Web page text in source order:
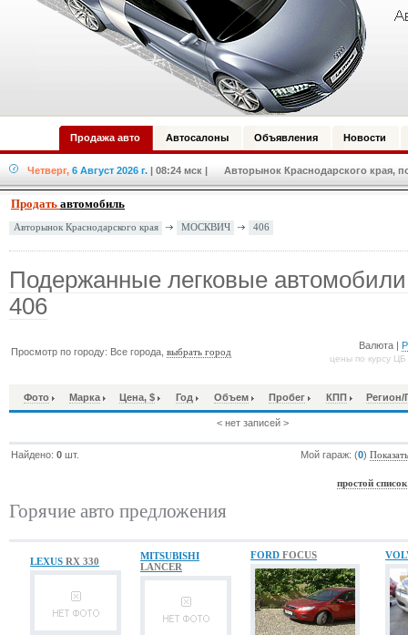
Продажа авто Автосалоны Объявления Новости
Четверг, 6 Август 2026 г. | 08:24 мск | Авторынок Краснодарского края,
Продать автомобиль
Авторынок Краснодарского края МОСКВИЧ 406
Подержанные легковые
406
Просмотр по городу: Все города,выбрать город
Валюта |
цены по курсу
Фото Марка Цена, $ Год Объем Пробег КПП Регион/
< нет записей >
Найдено:0 шт. Мой гараж: (0)
простой список
Горячие авто предложения
LEXUS RX 330
MITSUBISHI
LANCER
FORD FOCUS